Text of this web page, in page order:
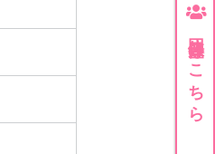
団体登録はこちら